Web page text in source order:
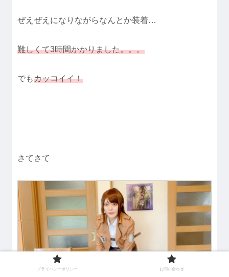
ぜえぜえになりながらなんとか装着…
難しくて3時間かかりました。。。
でもカッコイイ！
さてさて
プライバシーポリシー お問い合わせ